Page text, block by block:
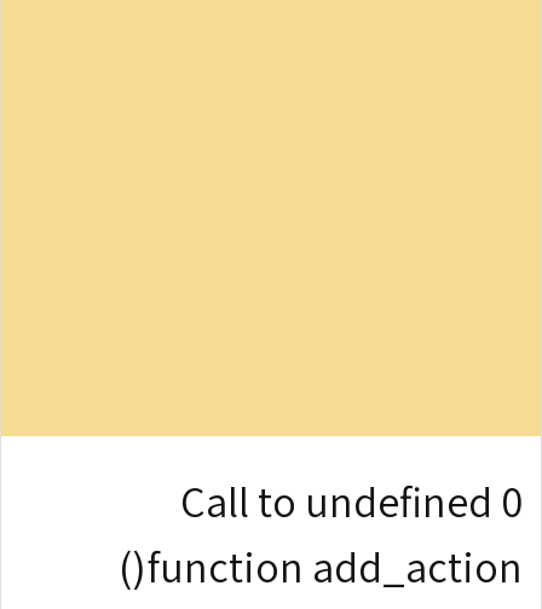
0 Call to undefined
function add_action()